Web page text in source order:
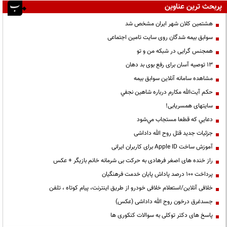
پربحث ترین عناوین
هشتمین کلان شهر ایران مشخص شد
سوابق بیمه شدگان روی سایت تامین اجتماعی
همجنس گرایی در شبکه من و تو
13 توصیه آسان برای رفع بوی بد دهان
مشاهده سامانه آنلاين سوابق بیمه
حكم آيت‌الله مكارم درباره شاهين نجفي
سایتهای همسریابی!
دعايي كه قطعا مستجاب مي‌شود
جزئیات جدید قتل روح الله داداشی
آموزش ساخت Apple ID برای کاربران ایرانی
راز خنده های اصغر فرهادی به حرکت بی شرمانه خانم بازیگر + عکس
پرداخت ۱۰۰ درصد پاداش پایان خدمت فرهنگیان
خلافی آنلاین/استعلام خلافی خودرو از طریق اینترنت، پیام کوتاه ، تلفن
جسدغرق درخون روح الله داداشی (عکس)
پاسخ های دکتر توکلی به سوالات کنکوری ها